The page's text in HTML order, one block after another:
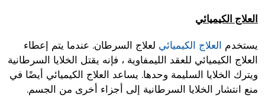
العلاج الكيميائي
يستخدم العلاج الكيميائي لعلاج السرطان. عندما يتم إعطاء
العلاج الكيميائي للعقد الليمفاوية ، فإنه يقتل الخلايا السرطانية
ويترك الخلايا السليمة وحدها. يساعد العلاج الكيميائي أيضًا في
منع انتشار الخلايا السرطانية إلى أجزاء أخرى من الجسم.